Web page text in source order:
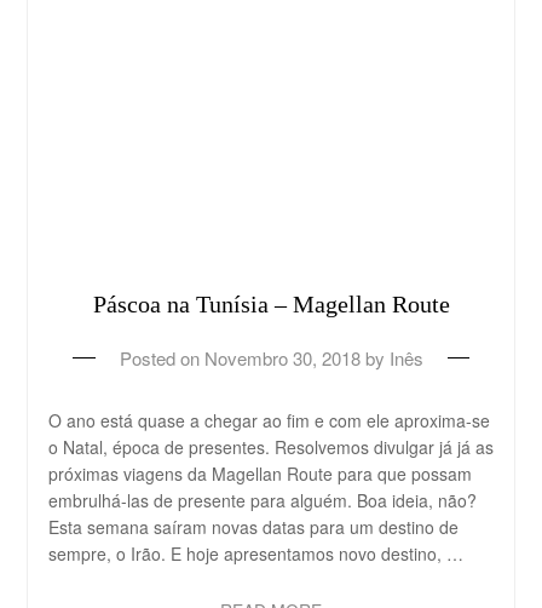
Páscoa na Tunísia – Magellan Route
Posted on Novembro 30, 2018by Inês
O ano está quase a chegar ao fim e com ele aproxima-se
o Natal, época de presentes. Resolvemos divulgar já já as
próximas viagens da Magellan Route para que possam
embrulhá-las de presente para alguém. Boa ideia, não?
Esta semana saíram novas datas para um destino de
sempre, o Irão. E hoje apresentamos novo destino, …